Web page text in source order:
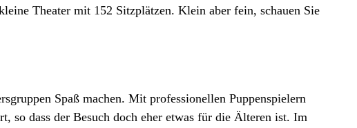
Theater mit 152 Sitzplätzen. Klein aber fein, schauen Sie
Spaß machen. Mit professionellen Puppenspielern
so dass der Besuch doch eher etwas für die Älteren ist. Im